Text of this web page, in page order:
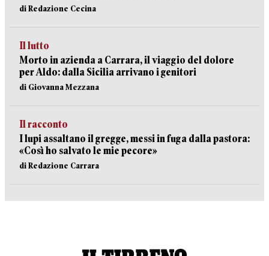
di Redazione Cecina
Il lutto
Morto in azienda a Carrara, il viaggio del dolore
per Aldo: dalla Sicilia arrivano i genitori
di Giovanna Mezzana
Il racconto
I lupi assaltano il gregge, messi in fuga dalla pastora:
«Così ho salvato le mie pecore»
di Redazione Carrara